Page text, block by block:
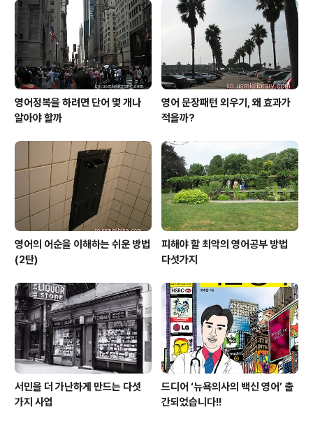
영어정복을 하려면 단어 몇 개나
알아야 할까
영어 문장패턴 외우기, 왜 효과가
적을까?
영어의 어순을 이해하는 쉬운 방법
(2탄)
피해야 할 최악의 영어공부 방법
다섯가지
서민을 더 가난하게 만드는 다섯
가지 사업
드디어 ‘뉴욕의사의 백신 영어’ 출
간되었습니다!!